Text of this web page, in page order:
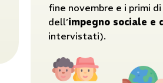
fine novembre e i primi
dell’impegno sociale e
intervistati).